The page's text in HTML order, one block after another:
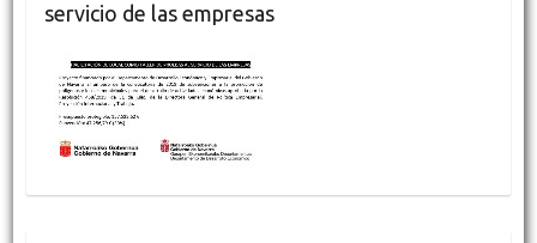
servicio de las empresas